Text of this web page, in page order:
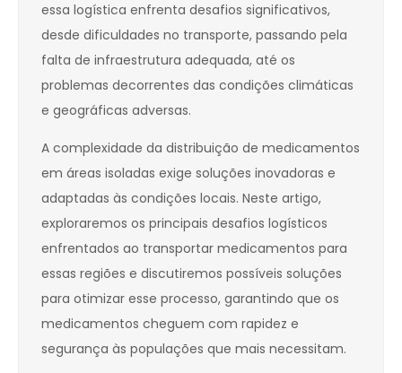
essa logística enfrenta desafios significativos,
desde dificuldades no transporte, passando pela
falta de infraestrutura adequada, até os
problemas decorrentes das condições climáticas
e geográficas adversas.
A complexidade da distribuição de medicamentos
em áreas isoladas exige soluções inovadoras e
adaptadas às condições locais. Neste artigo,
exploraremos os principais desafios logísticos
enfrentados ao transportar medicamentos para
essas regiões e discutiremos possíveis soluções
para otimizar esse processo, garantindo que os
medicamentos cheguem com rapidez e
segurança às populações que mais necessitam.